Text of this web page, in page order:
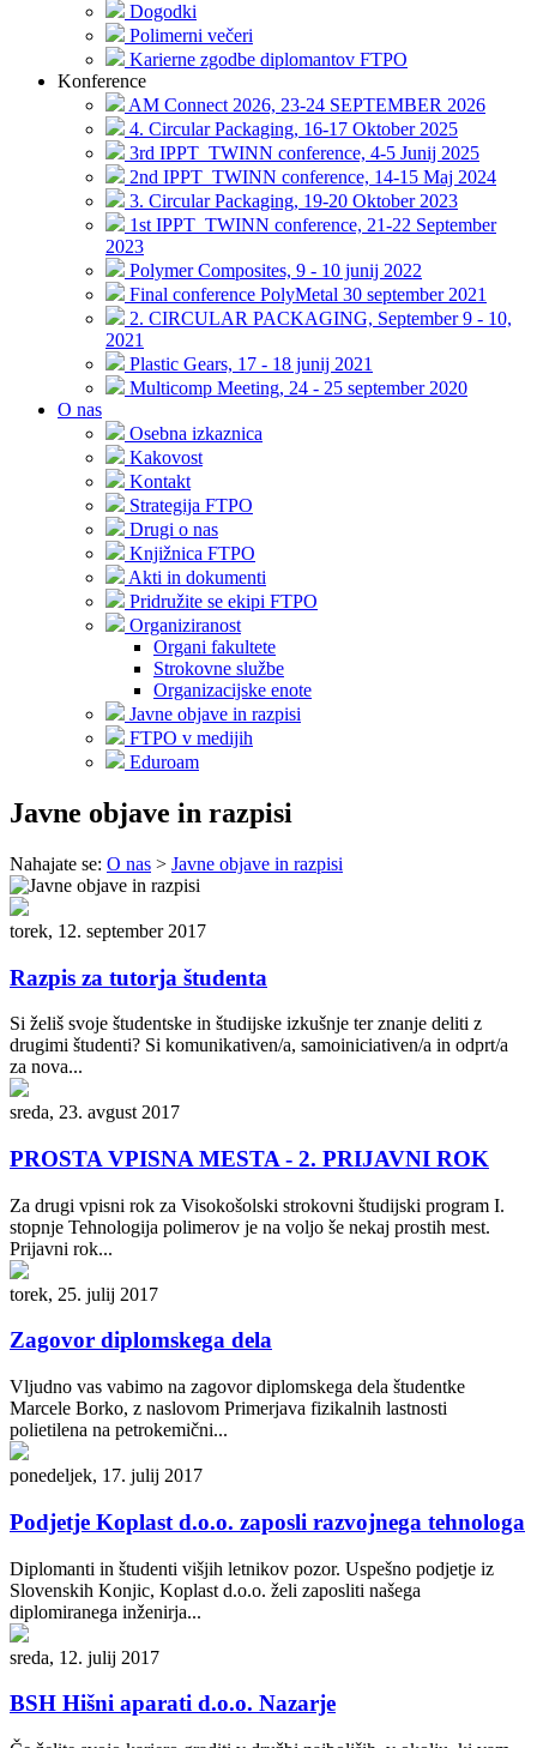
Dogodki
Polimerni večeri
Karierne zgodbe diplomantov FTPO
Konference
AM Connect 2026, 23-24 SEPTEMBER 2026
4. Circular Packaging, 16-17 Oktober 2025
3rd IPPT_TWINN conference, 4-5 Junij 2025
2nd IPPT_TWINN conference, 14-15 Maj 2024
3. Circular Packaging, 19-20 Oktober 2023
1st IPPT_TWINN conference, 21-22 September
2023
Polymer Composites, 9 - 10 junij 2022
Final conference PolyMetal 30 september 2021
2. CIRCULAR PACKAGING, September 9 - 10,
2021
Plastic Gears, 17 - 18 junij 2021
Multicomp Meeting, 24 - 25 september 2020
O nas
Osebna izkaznica
Kakovost
Kontakt
Strategija FTPO
Drugi o nas
Knjižnica FTPO
Akti in dokumenti
Pridružite se ekipi FTPO
Organiziranost
Organi fakultete
Strokovne službe
Organizacijske enote
Javne objave in razpisi
FTPO v medijih
Eduroam
Javne objave in razpisi
Nahajate se: O nas > Javne objave in razpisi
torek, 12. september 2017
Razpis za tutorja študenta
Si želiš svoje študentske in študijske izkušnje ter znanje deliti z
drugimi študenti? Si komunikativen/a, samoiniciativen/a in odprt/a
za nova...
sreda, 23. avgust 2017
PROSTA VPISNA MESTA - 2. PRIJAVNI ROK
Za drugi vpisni rok za Visokošolski strokovni študijski program I.
stopnje Tehnologija polimerov je na voljo še nekaj prostih mest.
Prijavni rok...
torek, 25. julij 2017
Zagovor diplomskega dela
Vljudno vas vabimo na zagovor diplomskega dela študentke
Marcele Borko, z naslovom Primerjava fizikalnih lastnosti
polietilena na petrokemični...
ponedeljek, 17. julij 2017
Podjetje Koplast d.o.o. zaposli razvojnega tehnologa
Diplomanti in študenti višjih letnikov pozor. Uspešno podjetje iz
Slovenskih Konjic, Koplast d.o.o. želi zaposliti našega
diplomiranega inženirja...
sreda, 12. julij 2017
BSH Hišni aparati d.o.o. Nazarje